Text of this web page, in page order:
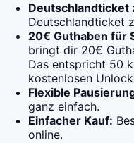
Deutschlandticket
Deutschlandticket
20€ Guthaben für
bringt dir 20€
Das entspricht 50
kostenlosen
Flexible
ganz einfach.
Einfacher Kauf:
online.